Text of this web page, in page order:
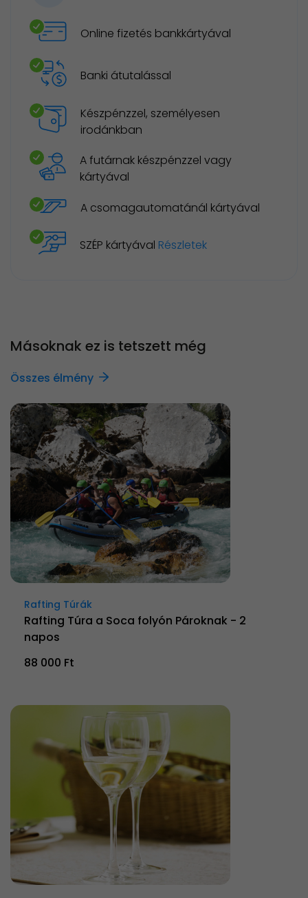
Online fizetés bankkártyával
Banki átutalással
Készpénzzel, személyesen
irodánkban
A futárnak készpénzzel vagy
kártyával
A csomagautomatánál kártyával
SZÉP kártyával Részletek
Másoknak ez is tetszett még
Összes élmény
Rafting Túrák
Rafting Túra a Soca folyón Pároknak - 2
napos
88 000 Ft